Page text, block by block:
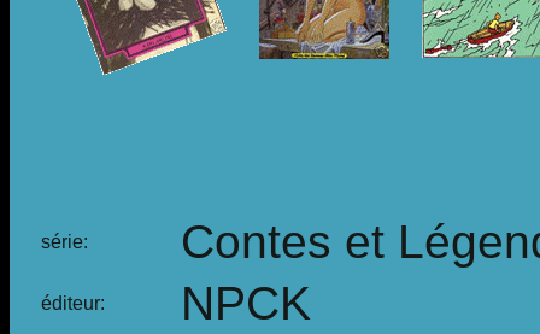
série: Contes et
éditeur: NPCK